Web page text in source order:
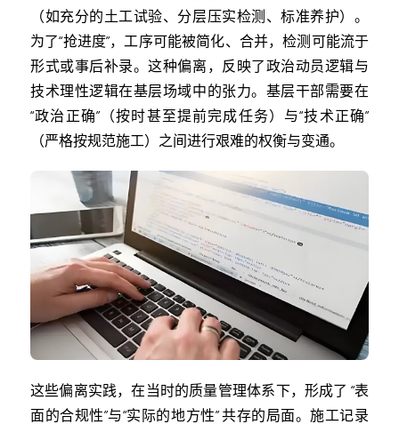
（如充分的土工试验、分层压实检测、标准养护）。
为了“抢进度”，工序可能被简化、合并，检测可能流于
形式或事后补录。这种偏离，反映了政治动员逻辑与
技术理性逻辑在基层场域中的张力。基层干部需要在
“政治正确”（按时甚至提前完成任务）与“技术正确”
（严格按规范施工）之间进行艰难的权衡与变通。
这些偏离实践，在当时的质量管理体系下，形成了 “表
面的合规性”与“实际的地方性” 共存的局面。施工记录